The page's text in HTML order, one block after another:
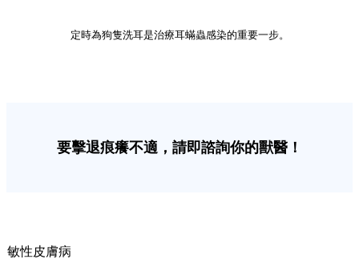
定時為狗隻洗耳是治療耳蟎蟲感染的重要一步。
要擊退痕癢不適，請即諮詢你的獸醫！
敏性皮膚病